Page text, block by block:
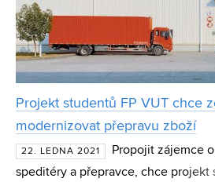
Projekt studentů FP VUT chce
modernizovat přepravu zboží
22. LEDNA 2021
Propojit zájemce
speditéry a přepravce, chce projekt